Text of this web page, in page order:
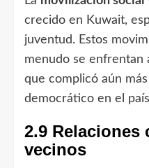
crecido en Kuwait,
juventud. Estos
menudo se enfrentan
que complicó aún
democrático en el
2.9 Relaciones
vecinos